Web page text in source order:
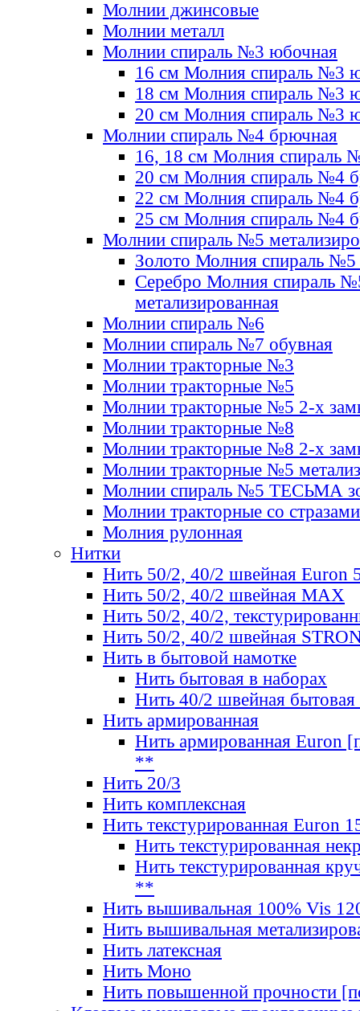
Молнии джинсовые
Молнии металл
Молнии спираль №3 юбочная
16 см Молния спираль №3
18 см Молния спираль №3
20 см Молния спираль №3
Молнии спираль №4 брючная
16, 18 см Молния спираль
20 см Молния спираль №4
22 см Молния спираль №4
25 см Молния спираль №4
Молнии спираль №5
Золото Молния спираль №5
Серебро Молния спираль
метализированная
Молнии спираль №6
Молнии спираль №7 обувная
Молнии тракторные №3
Молнии тракторные №5
Молнии тракторные №5 2-х
Молнии тракторные №8
Молнии тракторные №8 2-х
Молнии тракторные №5
Молнии спираль №5 ТЕСЬМА
Молнии тракторные со стразами
Молния рулонная
Нитки
Нить 50/2, 40/2 швейная Euron
Нить 50/2, 40/2 швейная МАХ
Нить 50/2, 40/2,
Нить 50/2, 40/2 швейная
Нить в бытовой намотке
Нить бытовая в наборах
Нить 40/2 швейная бытовая
Нить армированная
Нить армированная Euron
**
Нить 20/3
Нить комплексная
Нить текстурированная Euron
Нить текстурированная
Нить текстурированная
**
Нить вышивальная 100% Vis
Нить вышивальная
Нить латексная
Нить Моно
Нить повышенной прочности